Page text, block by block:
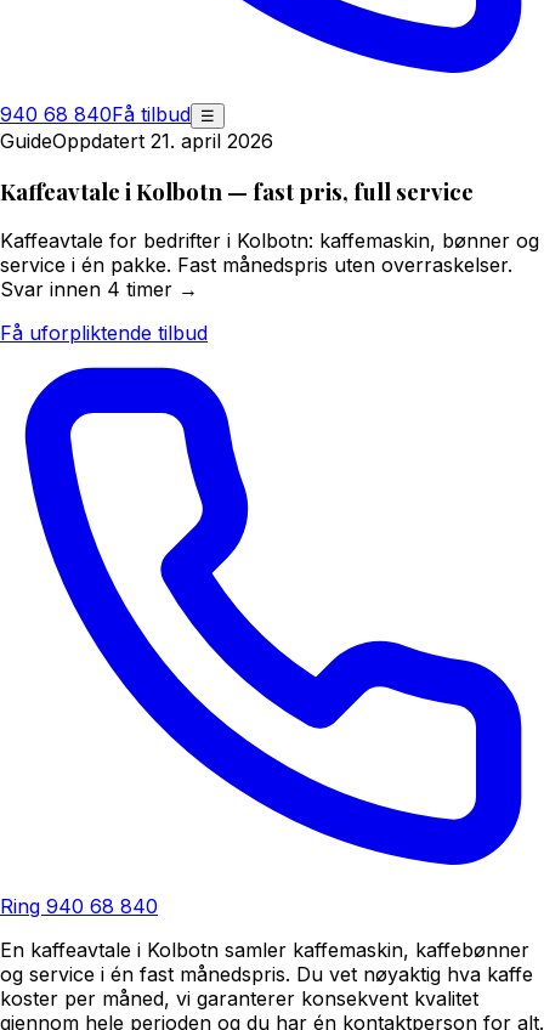
940 68 840Få tilbud ☰
GuideOppdatert 21. april 2026
Kaffeavtale i Kolbotn — fast pris, full service
Kaffeavtale for bedrifter i Kolbotn: kaffemaskin, bønner og
service i én pakke. Fast månedspris uten overraskelser.
Svar innen 4 timer →
Få uforpliktende tilbud
Ring 940 68 840
En kaffeavtale i Kolbotn samler kaffemaskin, kaffebønner
og service i én fast månedspris. Du vet nøyaktig hva kaffe
koster per måned, vi garanterer konsekvent kvalitet
gjennom hele perioden og du har én kontaktperson for alt.